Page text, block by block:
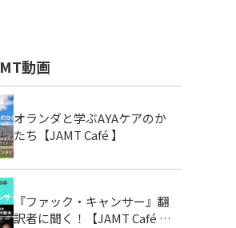
動画
オランダと学ぶAYAケアのか
たち【JAMT Café 】
『ファック・キャンサー』翻
訳者に聞く！【JAMT Café お